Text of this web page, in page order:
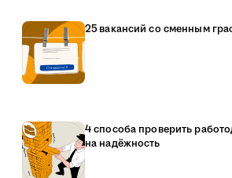
25 вакансий со сменным
4 способа проверить
на надёжность